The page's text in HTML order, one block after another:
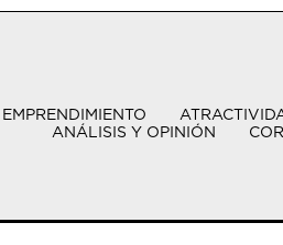
EMPRENDIMIENTO
ANÁLISIS Y OPINIÓN